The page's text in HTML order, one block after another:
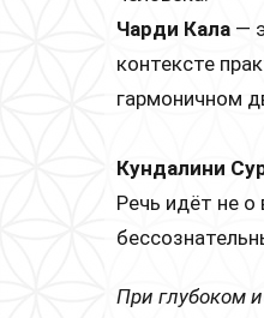
Чарди Кала —
контексте
гармоничном
Кундалини
Речь идёт не о
При глубоком